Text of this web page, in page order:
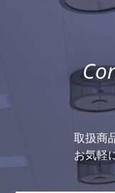
取扱商
お気軽